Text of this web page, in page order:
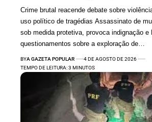
Crime brutal reacende debate sobre
uso político de tragédias Assassinato de
sob medida protetiva, provoca indignação e
questionamentos sobre a exploração de…
BYA GAZETA POPULAR
4 DE AGOSTO DE 2026
TEMPO DE LEITURA: 3 MINUTOS